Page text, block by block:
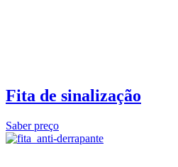
Fita de sinalização
Saber preço